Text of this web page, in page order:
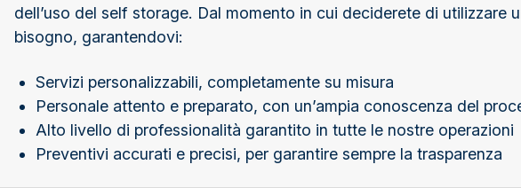
dell’uso del self storage. Dal momento in cui deciderete di
bisogno, garantendovi:
Servizi personalizzabili, completamente su misura
Personale attento e preparato, con un’ampia conoscenza del
Alto livello di professionalità garantito in tutte le nostre operazioni
Preventivi accurati e precisi, per garantire sempre la trasparenza